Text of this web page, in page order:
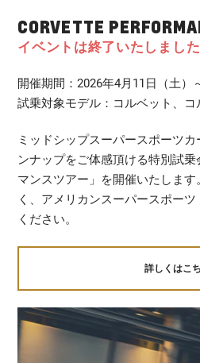
CORVETTE
イベントは終了いたしました
開催期間：2026年4月11日（土）
試乗対象モデル：コルベット、コ
ミッドシップスーパースポーツ
ンナップをご体感頂ける特別試
マンスツアー」を開催いたしま
く、アメリカンスーパースポー
ください。
詳しくはこ